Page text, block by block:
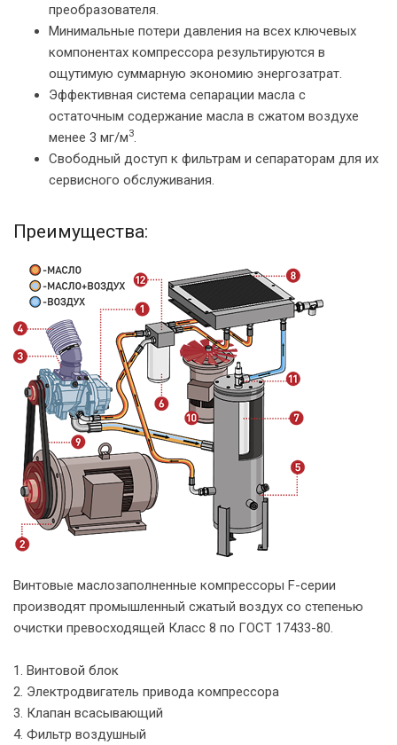
преобразователя.
Минимальные потери давления на всех ключевых
компонентах компрессора результируются в
ощутимую суммарную экономию энергозатрат.
Эффективная система сепарации масла с
остаточным содержание масла в сжатом воздухе
менее 3 мг/м3
Свободный доступ к фильтрам и сепараторам для их
сервисного обслуживания.
Преимущества:
Винтовые маслозаполненные компрессоры F-серии
производят промышленный сжатый воздух со степенью
очистки превосходящей Класс 8 по ГОСТ 17433-80.
1. Винтовой блок
2. Электродвигатель привода компрессора
3. Клапан всасывающий
4. Фильтр воздушный